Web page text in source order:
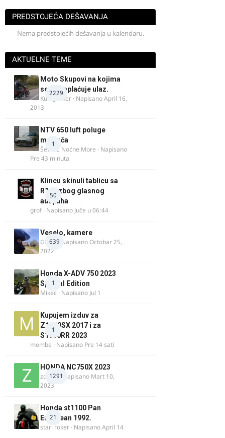
PREDSTOJEĆA DEŠAVANJA
Nema predstojećih dešavanja u kalendaru.
AKTUELNE TEME
2229
Moto Skupovi na kojima
se ne naplaćuje ulaz.
Kum_Mixer · NapisanoApril 16,
2013
1
NTV 650 luft poluge
menjača
Ševa iz Noćne More · Napisano
Pre 43 minuta
50
Klincu skinuli tablicu sa
R125 zbog glasnog
auspuha
grof· Napisano Juče u 06:44
639
Veselo, kamere
GR 46· NapisanoOctobar 25,
2022
1
Honda X-ADV 750 2023
Special Edition
Mikec · Napisano Jul 1
1
Kupujem izduv za
Z1000SX 2017 i za
S1000RR 2023
membe · Napisano Pre 14 sati
1291
HONDA NC750X 2023
zdelija· Napisano Mart 10,
2023
21
Honda st1100 Pan
European 1992.
stari roker · NapisanoApril 14